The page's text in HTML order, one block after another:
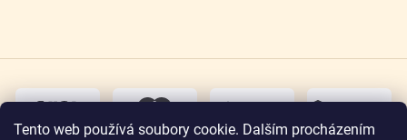
Tento web používá soubory cookie. Dalším procházením